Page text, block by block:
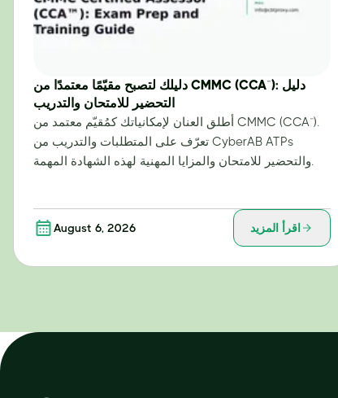
دليلك لتصبح مقيّمًا معتمدًا من CMMC (CCA™): دليل
التحضير للامتحان والتدريب
أطلق العنان لإمكانياتك كمُقيّم معتمد من CMMC (CCA™).
تعرّف على المتطلبات والتدريب من CyberAB ATPs
والتحضير للامتحان والمزايا المهنية لهذه الشهادة المهمة.
August 6, 2026 اقرأ المزيد